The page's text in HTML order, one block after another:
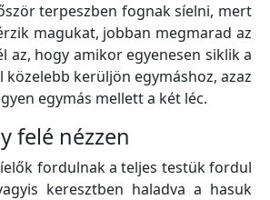
terpeszben fognak síelni, mert
magukat, jobban megmarad az
az, hogy amikor egyenesen siklik a
közelebb kerüljön egymáshoz, azaz
egymás mellett a két léc.
felé nézzen
fordulnak a teljes testük fordul
keresztben haladva a hasuk